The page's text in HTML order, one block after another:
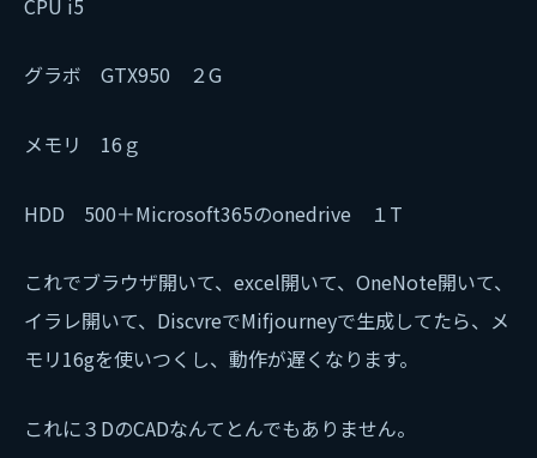
グラボ GTX950 ２G
メモリ 16ｇ
HDD 500＋Microsoft365のonedrive １T
これでブラウザ開いて、excel開いて、OneNote開いて、
イラレ開いて、DiscvreでMifjourneyで生成してたら、メ
モリ16gを使いつくし、動作が遅くなります。
これに３DのCADなんてとんでもありません。